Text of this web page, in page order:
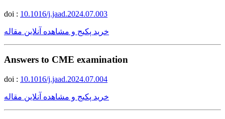
doi : 10.1016/j.jaad.2024.07.003
خرید پکیج و مشاهده آنلاین مقاله
Answers to CME examination
doi : 10.1016/j.jaad.2024.07.004
خرید پکیج و مشاهده آنلاین مقاله